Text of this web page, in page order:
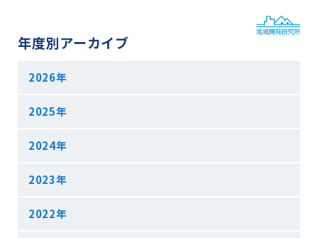
年度別アーカイブ
2026年
2025年
2024年
2023年
2022年